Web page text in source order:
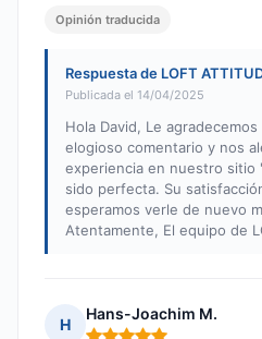
Opinión traducida
Respuesta de LOFT
Publicada el 14/04/2025
Hola David, Le
elogioso comentario y nos
experiencia en nuestro sitio
sido perfecta. Su
esperamos verle de nuevo
Atentamente, El equipo de
H
Hans-Joachim M.